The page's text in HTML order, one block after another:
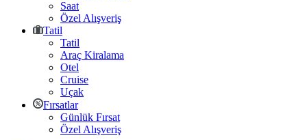
Saat
Özel Alışveriş
Tatil
Tatil
Araç Kiralama
Otel
Cruise
Uçak
Fırsatlar
Günlük Fırsat
Özel Alışveriş